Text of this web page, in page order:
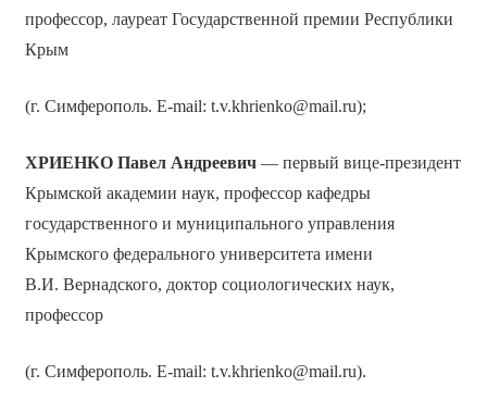
профессор, лауреат Государственной премии Республики
Крым
(г. Симферополь. E-mail: t.v.khrienko@mail.ru);
ХРИЕНКО Павел Андреевич— первый вице-президент
Крымской академии наук, профессор кафедры
государственного и муниципального управления
Крымского федерального университета имени
В.И. Вернадского, доктор социологических наук,
профессор
(г. Симферополь. E-mail: t.v.khrienko@mail.ru).